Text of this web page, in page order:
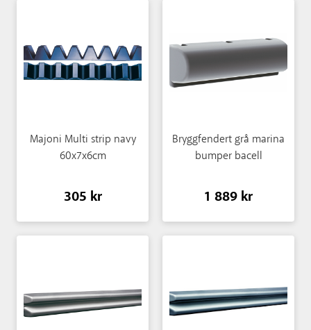
Majoni Multi strip navy
60x7x6cm
305 kr
Bryggfendert grå marina
bumper bacell
1 889 kr